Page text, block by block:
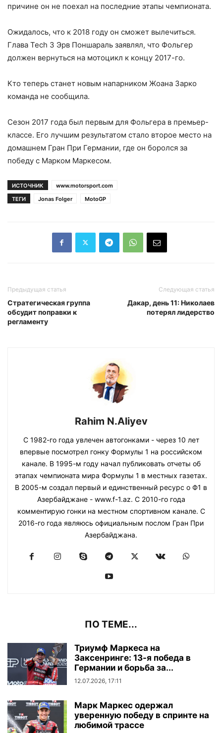
причине он не поехал на последние этапы чемпионата.
Ожидалось, что к 2018 году он сможет вылечиться.
Глава Tech 3 Эрв Поншараль заявлял, что Фольгер
должен вернуться на мотоцикл к концу 2017-го.
Кто теперь станет новым напарником Жоана Зарко
команда не сообщила.
Сезон 2017 года был первым для Фольгера в премьер-
классе. Его лучшим результатом стало второе место на
домашнем Гран При Германии, где он боролся за
победу с Марком Маркесом.
ИСТОЧНИК
www.motorsport.com
ТЕГИ
Jonas Folger MotoGP
Предыдущая статья
Стратегическая группа
обсудит поправки к
регламенту
Следующая статья
Дакар, день 11: Николаев
потерял лидерство
Rahim N.Aliyev
С 1982-го года увлечен автогонками - через 10 лет
впервые посмотрел гонку Формулы 1 на российском
канале. В 1995-м году начал публиковать отчеты об
этапах чемпионата мира Формулы 1 в местных газетах.
В 2005-м создал первый и единственный ресурс о Ф1 в
Азербайджане - www.f-1.az. С 2010-го года
комментирую гонки на местном спортивном канале. С
2016-го года являюсь официальным послом Гран При
Азербайджана.
ПО ТЕМЕ...
Триумф Маркеса на
Заксенринге: 13-я победа в
Германии и борьба за...
12.07.2026, 17:11
Марк Маркес одержал
уверенную победу в спринте на
любимой трассе